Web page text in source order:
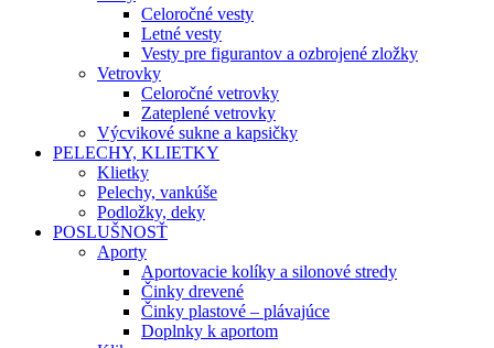
Celoročné vesty
Letné vesty
Vesty pre figurantov a ozbrojené zložky
Vetrovky
Celoročné vetrovky
Zateplené vetrovky
Výcvikové sukne a kapsičky
PELECHY, KLIETKY
Klietky
Pelechy, vankúše
Podložky, deky
POSLUŠNOSŤ
Aporty
Aportovacie kolíky a silonové stredy
Činky drevené
Činky plastové – plávajúce
Doplnky k aportom